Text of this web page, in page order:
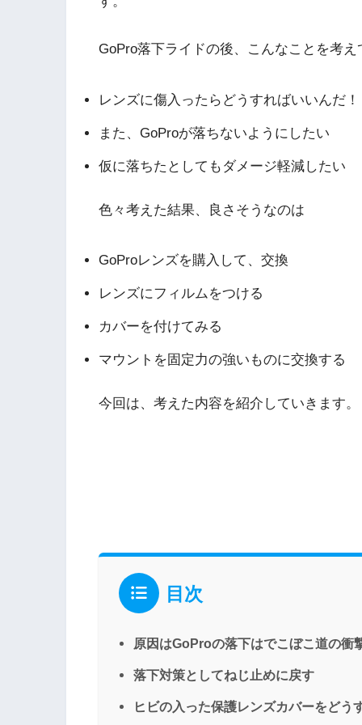
GoPro落下ライドの後、こんなことを考え
レンズに傷入ったらどうすればいいんだ！
また、GoProが落ちないようにしたい
仮に落ちたとしてもダメージ軽減したい
色々考えた結果、良さそうなのは
GoProレンズを購入して、交換
レンズにフィルムをつける
カバーを付けてみる
マウントを固定力の強いものに交換する
今回は、考えた内容を紹介していきます。
目次
原因はGoProの落下はでこぼこ道の衝
落下対策としてねじ止めに戻す
ヒビの入った保護レンズカバーをどう